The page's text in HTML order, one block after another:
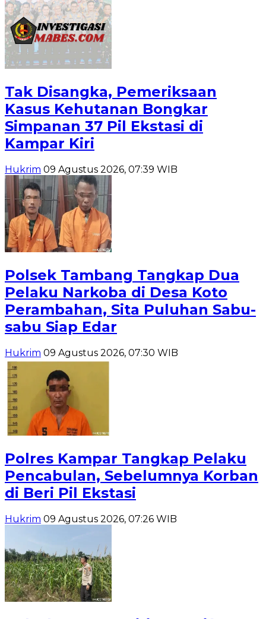
Tak Disangka, Pemeriksaan
Kasus Kehutanan Bongkar
Simpanan 37 Pil Ekstasi di
Kampar Kiri
Hukrim 09 Agustus 2026, 07:39 WIB
Polsek Tambang Tangkap Dua
Pelaku Narkoba di Desa Koto
Perambahan, Sita Puluhan Sabu-
sabu Siap Edar
Hukrim 09 Agustus 2026, 07:30 WIB
Polres Kampar Tangkap Pelaku
Pencabulan, Sebelumnya Korban
di Beri Pil Ekstasi
Hukrim 09 Agustus 2026, 07:26 WIB